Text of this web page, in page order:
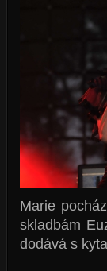
Marie
skladbám
dodává s